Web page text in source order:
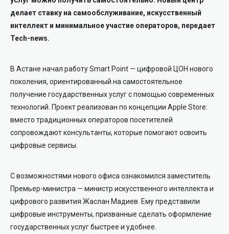
делает ставку на самообслуживание, искусственный
интеллект и минимальное участие операторов, передает
Tech-news.
В Астане начал работу Smart Point — цифровой ЦОН нового
поколения, ориентированный на самостоятельное
получение государственных услуг с помощью современных
технологий. Проект реализован по концепции Apple Store:
вместо традиционных операторов посетителей
сопровождают консультанты, которые помогают освоить
цифровые сервисы.
С возможностями нового офиса ознакомился заместитель
Премьер-министра — министр искусственного интеллекта и
цифрового развития Жаслан Мадиев. Ему представили
цифровые инструменты, призванные сделать оформление
государственных услуг быстрее и удобнее.